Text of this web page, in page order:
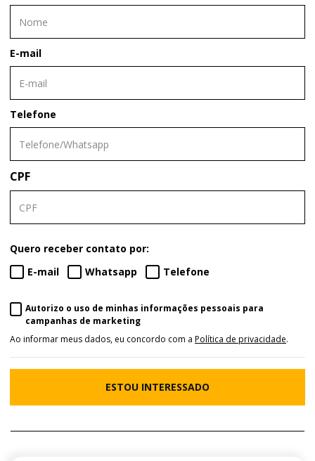
E-mail
Telefone
CPF
Quero receber contato por:
E-mail
Whatsapp Telefone
Autorizo o uso de minhas informações pessoais para
campanhas de marketing
Ao informar meus dados, eu concordo com a Política de privacidade.
ESTOU INTERESSADO